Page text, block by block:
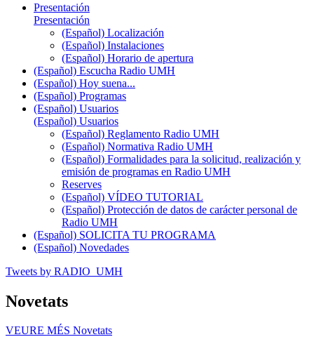
Presentación
Presentación
(Español) Localización
(Español) Instalaciones
(Español) Horario de apertura
(Español) Escucha Radio UMH
(Español) Hoy suena...
(Español) Programas
(Español) Usuarios
(Español) Usuarios
(Español) Reglamento Radio UMH
(Español) Normativa Radio UMH
(Español) Formalidades para la solicitud, realización y
emisión de programas en Radio UMH
Reserves
(Español) VÍDEO TUTORIAL
(Español) Protección de datos de carácter personal de
Radio UMH
(Español) SOLICITA TU PROGRAMA
(Español) Novedades
Tweets by RADIO_UMH
Novetats
VEURE MÉS Novetats